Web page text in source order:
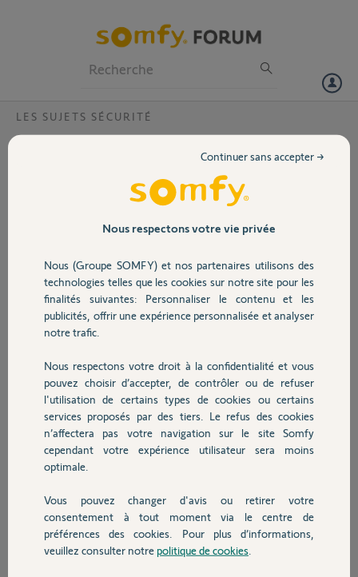
Volet
Sécurité
Domotique
Chauffage
Autres produits
Devis avec un pro
Contact
LES SUJETS SÉCURITÉ
Bonjour, j’ai mon alarme qui fonctionnait parfaitement, et là ça fait
15 jours que je n’arrive plus à me connecter dessus avec mon
téléphone quand je suis pas en wifi.
Comment ça se fait? Et que dois je faire pour que ça refonctionne.
Serie : 525771
Ip: 192.168.0.18
Michaël B.
Participer au fil de discussion
Réponses
D'après nos serveurs, les ports 80 et 443 ne semblent plus ouvert pour
l'adresse IP de votre Centrale/Transmetteur.
Veuillez suivre la procédure correspondante à votre box internet au lien
Nous respectons votre vie privée
Nous (Groupe SOMFY) et nos partenaires utilisons des
technologies telles que les cookies sur notre site pour les
finalités suivantes: Personnaliser le contenu et les
publicités, offrir une expérience personnalisée et analyser
notre trafic.
Nous respectons votre droit à la confidentialité et vous
pouvez choisir d’accepter, de contrôler ou de refuser
l'utilisation de certains types de cookies ou certains
services proposés par des tiers. Le refus des cookies
n’affectera pas votre navigation sur le site Somfy
cependant votre expérience utilisateur sera moins
optimale.
Vous pouvez changer d'avis ou retirer votre
consentement à tout moment via le centre de
préférences des cookies. Pour plus d’informations,
veuillez consulter notre politique de cookies
Continuer sans accepter →